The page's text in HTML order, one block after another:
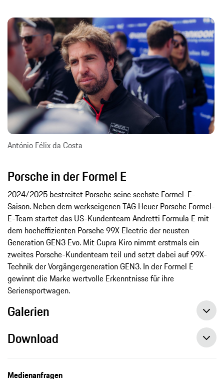
António Félix da Costa
Porsche in der Formel E
2024/2025 bestreitet Porsche seine sechste Formel-E-
Saison. Neben dem werkseigenen TAG Heuer Porsche Formel-
E-Team startet das US-Kundenteam Andretti Formula E mit
dem hocheffizienten Porsche 99X Electric der neusten
Generation GEN3 Evo. Mit Cupra Kiro nimmt erstmals ein
zweites Porsche-Kundenteam teil und setzt dabei auf 99X-
Technik der Vorgängergeneration GEN3. In der Formel E
gewinnt die Marke wertvolle Erkenntnisse für ihre
Seriensportwagen.
Galerien
Download
Medienanfragen